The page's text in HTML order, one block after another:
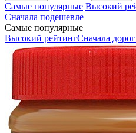
Самые популярные Высокий
Сначала подешевле
Самые популярные
Высокий рейтингСначала